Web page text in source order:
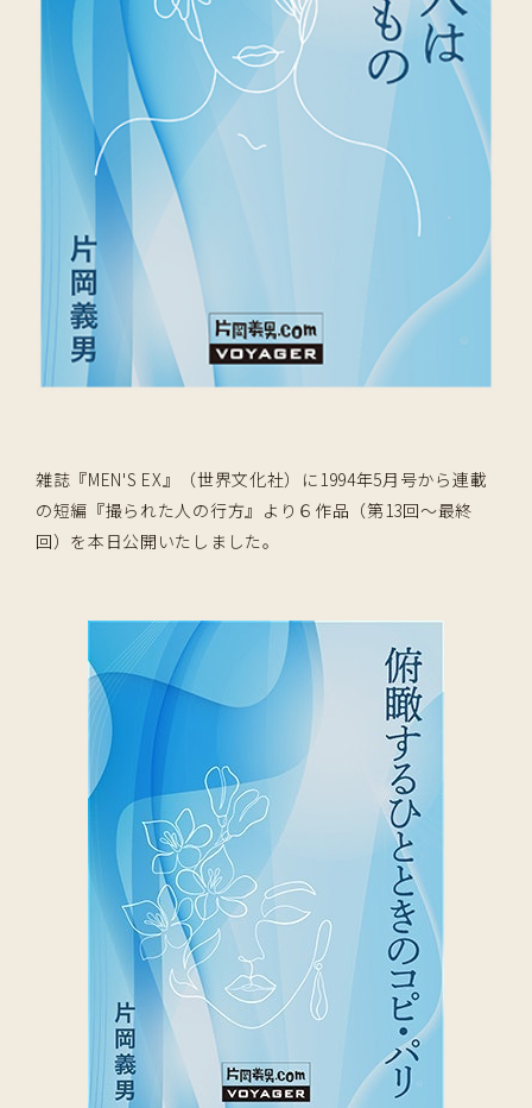
雑誌『MEN'S EX』（世界文化社）に1994年5月号から連載
の短編『撮られた人の行方』より６作品（第13回〜最終
回）を本日公開いたしました。